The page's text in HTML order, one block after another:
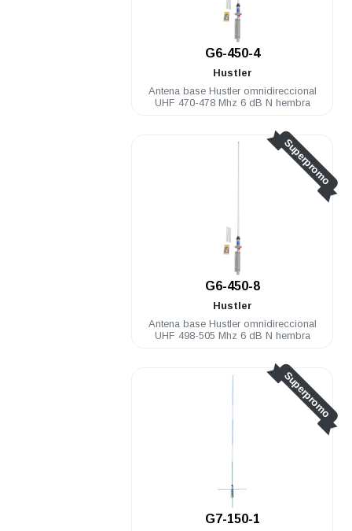
G6-450-4
Hustler
Antena base Hustler omnidireccional
UHF 470-478 Mhz 6 dB N hembra
Superpromo
G6-450-8
Hustler
Antena base Hustler omnidireccional
UHF 498-505 Mhz 6 dB N hembra
Superpromo
G7-150-1